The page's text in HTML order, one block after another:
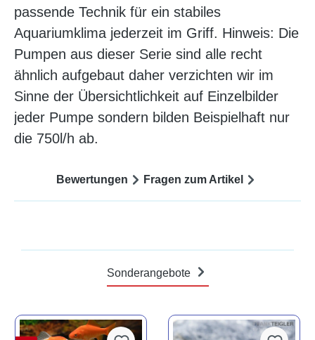
passende Technik für ein stabiles
Aquariumklima jederzeit im Griff. Hinweis: Die
Pumpen aus dieser Serie sind alle recht
ähnlich aufgebaut daher verzichten wir im
Sinne der Übersichtlichkeit auf Einzelbilder
jeder Pumpe sondern bilden Beispielhaft nur
die 750l/h ab.
Bewertungen Fragen zum Artikel
Sonderangebote